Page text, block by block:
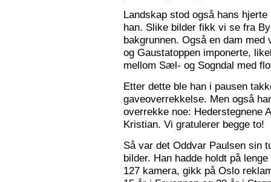
Landskap stod også hans
han. Slike bilder fikk vi se fra
bakgrunnen. Også en dam
og Gaustatoppen imponerte,
mellom Sæl- og Sogndal med
Etter dette ble han i pausen
gaveoverrekkelse. Men også
overrekke noe: Hederstegnene
Kristian. Vi gratulerer begge to!
Så var det Oddvar Paulsen sin
bilder. Han hadde holdt på
127 kamera, gikk på Oslo